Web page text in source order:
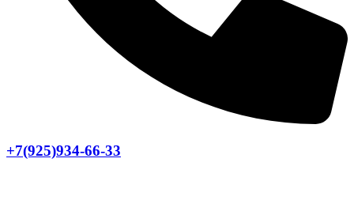
+7(925)934-66-33